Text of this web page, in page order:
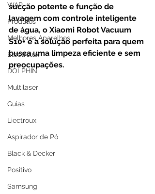
WAP
Produtos
Melhores Aparelhos
Electrolux
DOLPHIN
Multilaser
Guias
Liectroux
Aspirador de Pó
Black & Decker
Positivo
Samsung
sucção potente e função de
lavagem com controle inteligente
de água, o Xiaomi Robot Vacuum
S10+ é a solução perfeita para quem
busca uma limpeza eficiente e sem
preocupações.